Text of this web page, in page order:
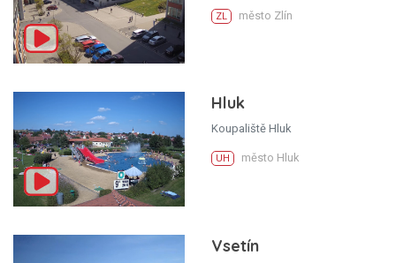
ZL město Zlín
Hluk
Koupaliště Hluk
UH město Hluk
Vsetín